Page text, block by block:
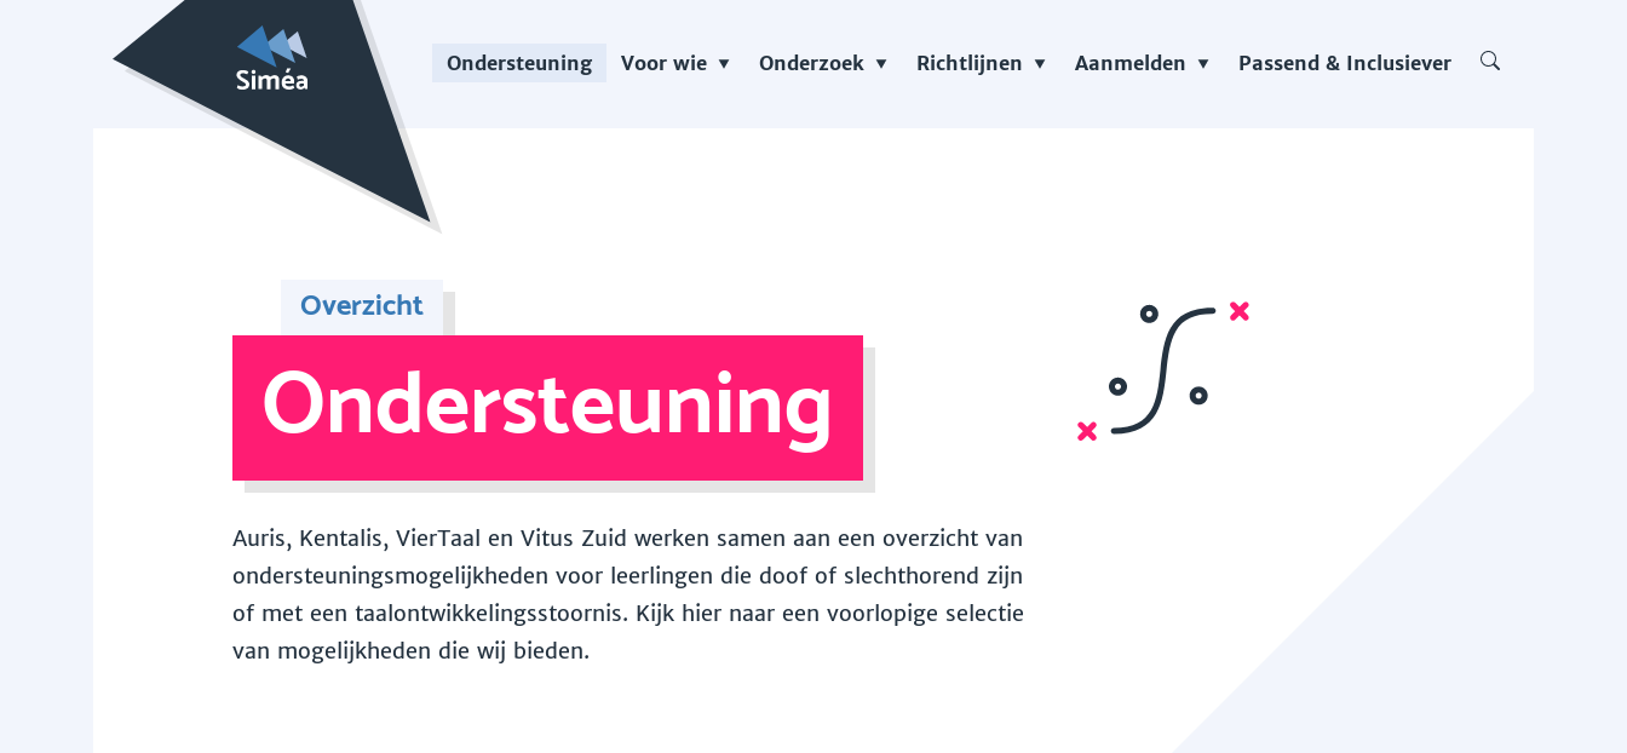
Ondersteuning Voor wie Onderzoek Richtlijnen Aanmelden Passend & Inclusiever
Overzicht
Ondersteuning
Auris, Kentalis, VierTaal en Vitus Zuid werken samen aan een overzicht van
ondersteuningsmogelijkheden voor leerlingen die doof of slechthorend zijn
of met een taalontwikkelingsstoornis. Kijk hier naar een voorlopige selectie
van mogelijkheden die wij bieden.